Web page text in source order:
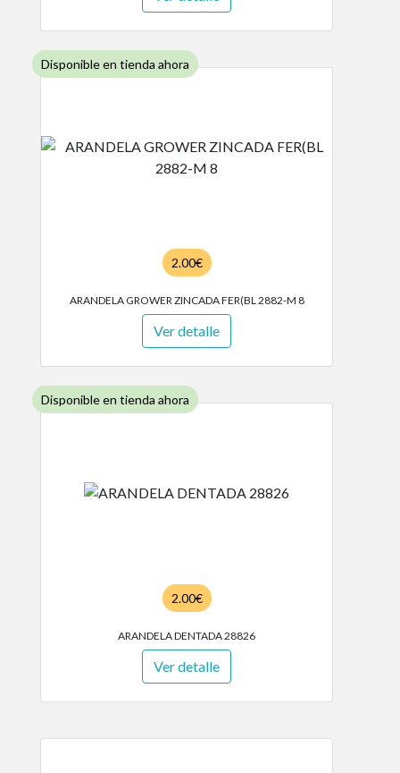
Disponible en tienda ahora
2.00€
ARANDELA GROWER ZINCADA FER(BL 2882-M 8
Ver detalle
Disponible en tienda ahora
2.00€
ARANDELA DENTADA 28826
Ver detalle